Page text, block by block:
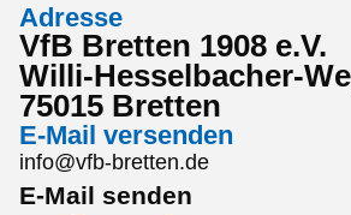
Adresse
VfB Bretten 1908 e.V.
Willi-Hesselbacher-
75015 Bretten
E-Mail versenden
info@vfb-bretten.de
E-Mail senden